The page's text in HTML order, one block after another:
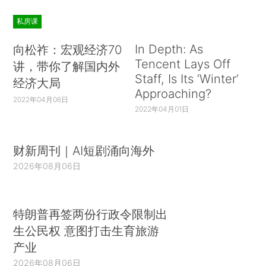
私房课
向松祚：宏观经济70
讲，带你了解国内外
经济大局
2022年04月06日
In Depth: As
Tencent Lays Off
Staff, Is Its ‘Winter’
Approaching?
2022年04月01日
财新周刊｜AI短剧涌向海外
2026年08月06日
特朗普再签两份行政令限制出
生公民权 意图打击生育旅游
产业
2026年08月06日